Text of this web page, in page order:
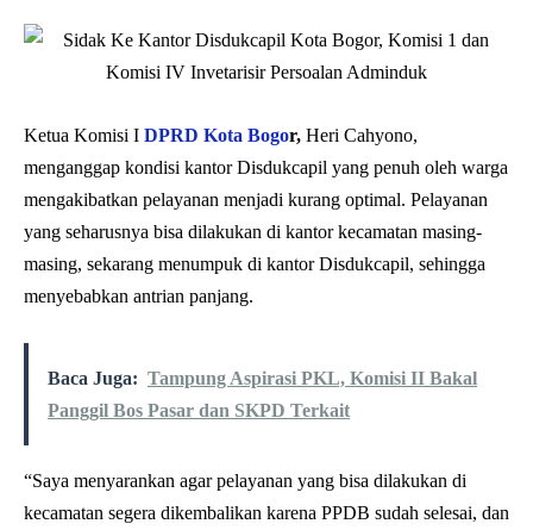
Ketua Komisi I DPRD Kota Bogor, Heri Cahyono,
menganggap kondisi kantor Disdukcapil yang penuh oleh warga
mengakibatkan pelayanan menjadi kurang optimal. Pelayanan
yang seharusnya bisa dilakukan di kantor kecamatan masing-
masing, sekarang menumpuk di kantor Disdukcapil, sehingga
menyebabkan antrian panjang.
Baca Juga: Tampung Aspirasi PKL, Komisi II Bakal
Panggil Bos Pasar dan SKPD Terkait
“Saya menyarankan agar pelayanan yang bisa dilakukan di
kecamatan segera dikembalikan karena PPDB sudah selesai, dan